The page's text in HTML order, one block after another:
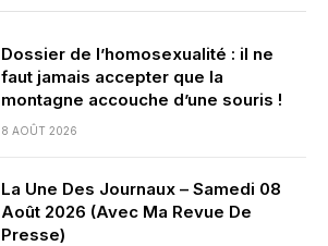
Dossier de l’homosexualité : il ne
faut jamais accepter que la
montagne accouche d’une souris !
8 AOÛT 2026
La Une Des Journaux – Samedi 08
Août 2026 (Avec Ma Revue De
Presse)